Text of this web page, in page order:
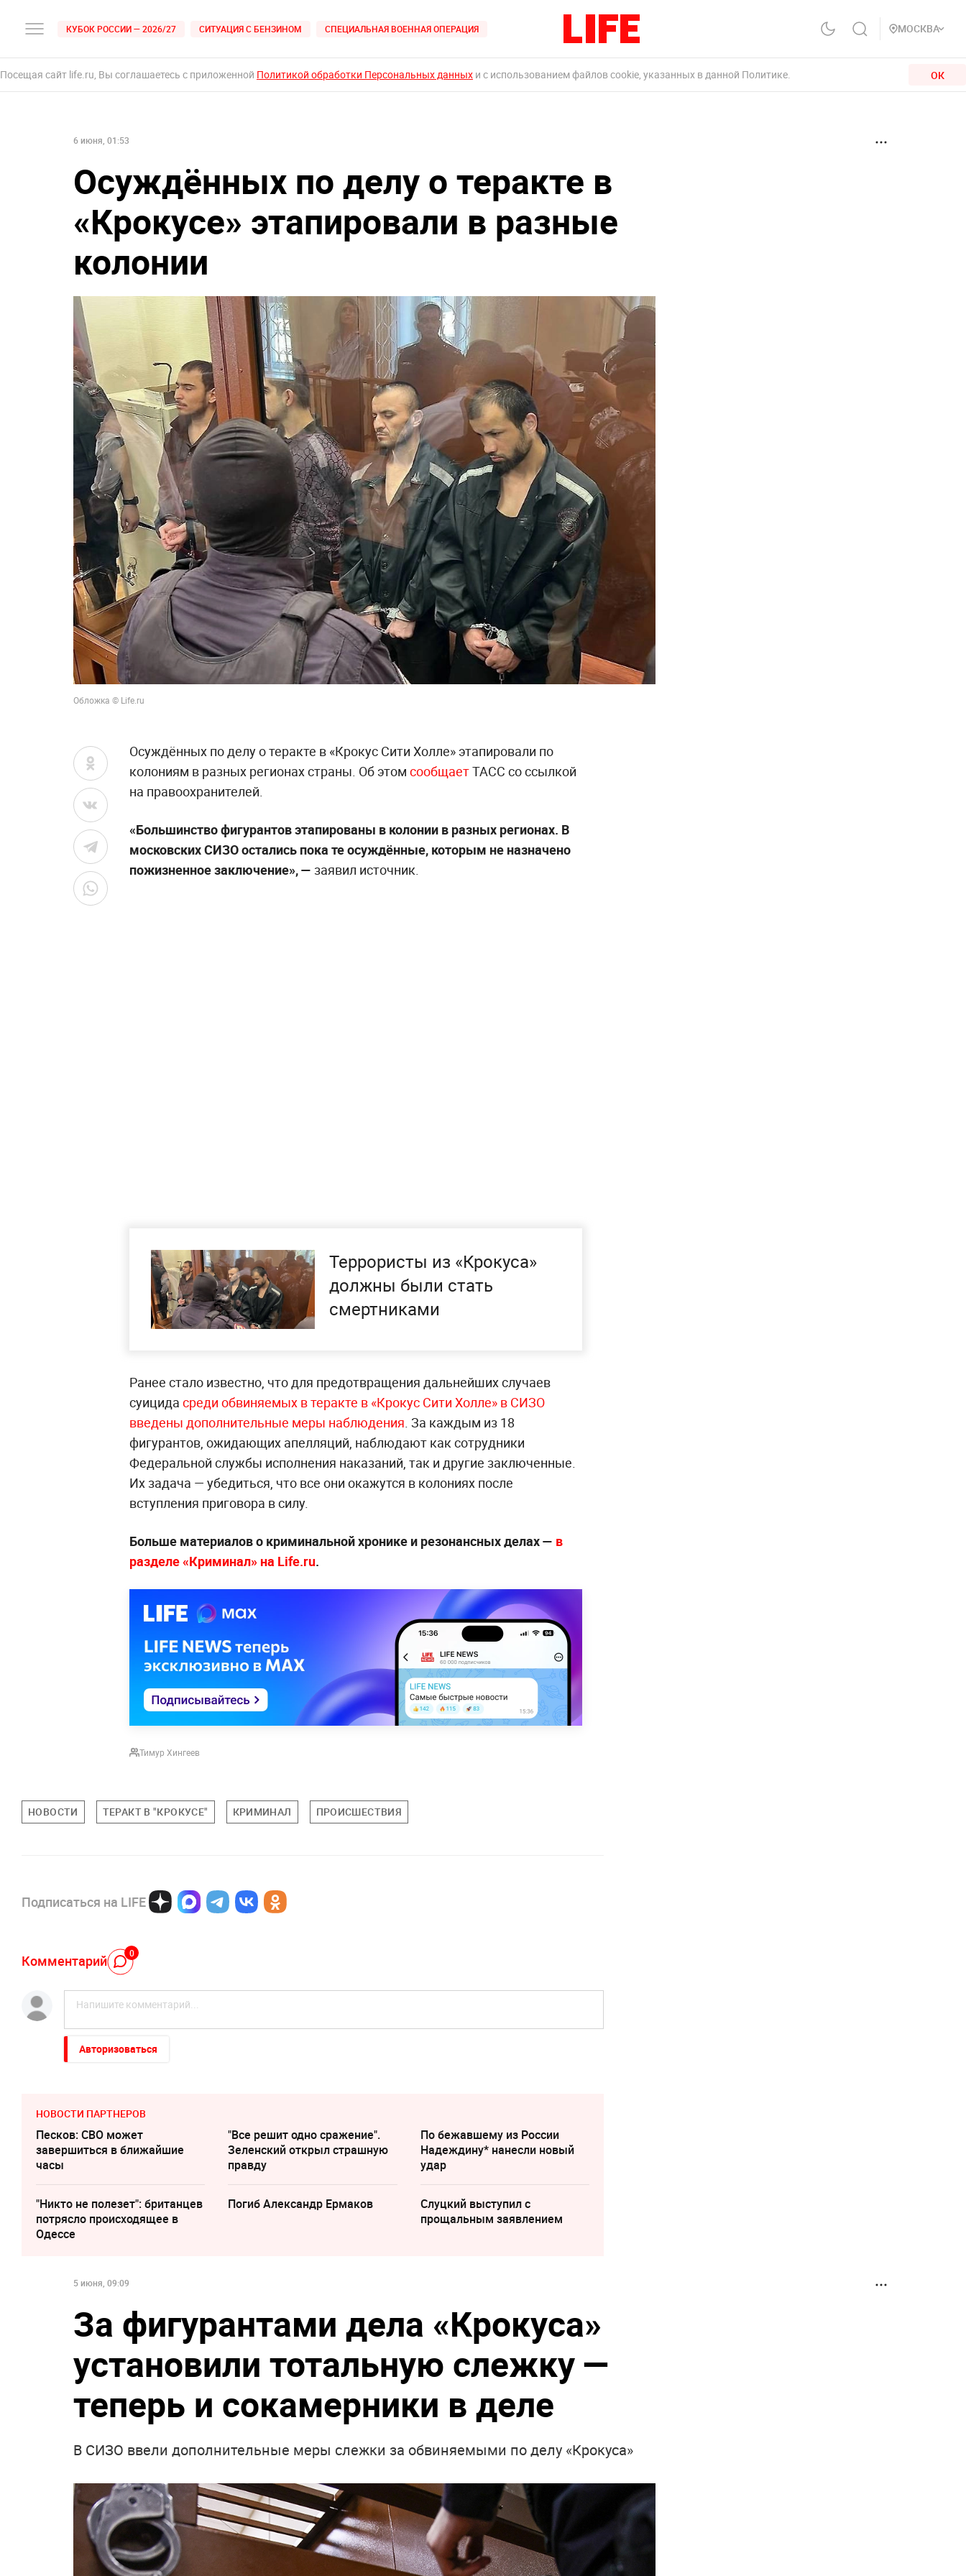
КУБОК РОССИИ — 2026/27 СИТУАЦИЯ С БЕНЗИНОМ СПЕЦИАЛЬНАЯ ВОЕННАЯ ОПЕРАЦИЯ МОСКВА
Посещая сайт life.ru, Вы соглашаетесь с приложенной Политикой обработки Персональных данных и с использованием файлов cookie, указанных в данной Политике. ОК
6 июня, 01:53
Осуждённых по делу о теракте в
«Крокусе» этапировали в разные
колонии
Обложка © Life.ru
Осуждённых по делу о теракте в «Крокус Сити Холле» этапировали по
колониям в разных регионах страны. Об этом сообщаетТАСС со ссылкой
на правоохранителей.
«Большинство фигурантов этапированы в колонии в разных регионах. В
московских СИЗО остались пока те осуждённые, которым не назначено
пожизненное заключение», — заявил источник.
Террористы из «Крокуса»
должны были стать
смертниками
Ранее стало известно, что для предотвращения дальнейших случаев
суицида среди обвиняемых в теракте в «Крокус Сити Холле» в СИЗО
введены дополнительные меры наблюдения. За каждым из 18
фигурантов, ожидающих апелляций, наблюдают как сотрудники
Федеральной службы исполнения наказаний, так и другие заключенные.
Их задача — убедиться, что все они окажутся в колониях после
вступления приговора в силу.
Больше материалов о криминальной хронике и резонансных делах — в
разделе «Криминал» на Life.ru.
Тимур Хингеев
НОВОСТИ ТЕРАКТ В "КРОКУСЕ" КРИМИНАЛ ПРОИСШЕСТВИЯ
Подписаться на LIFE
Комментарий 0
Авторизоваться
НОВОСТИ ПАРТНЕРОВ
Песков: СВО может
завершиться в ближайшие
часы
"Все решит одно сражение".
Зеленский открыл страшную
правду
По бежавшему из России
Надеждину* нанесли новый
удар
"Никто не полезет": британцев
потрясло происходящее в
Одессе
Погиб Александр Ермаков
Слуцкий выступил с
прощальным заявлением
5 июня, 09:09
За фигурантами дела «Крокуса»
установили тотальную слежку —
теперь и сокамерники в деле
В СИЗО ввели дополнительные меры слежки за обвиняемыми по делу «Крокуса»